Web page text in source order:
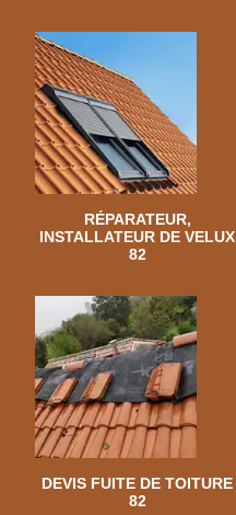
RÉPARATEUR,
INSTALLATEUR DE VELUX
82
DEVIS FUITE DE TOITURE
82